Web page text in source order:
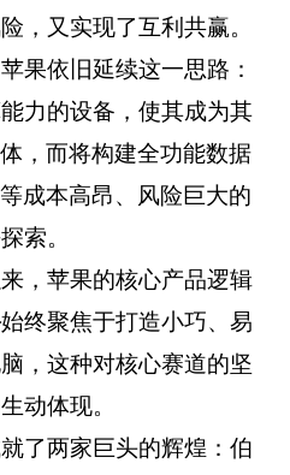
，又实现了互利共赢。
果依旧延续这一思路：
力的设备，使其成为其
，而将构建全功能数据
成本高昂、风险巨大的
索。
，苹果的核心产品逻辑
终聚焦于打造小巧、易
，这种对核心赛道的坚
动体现。
了两家巨头的辉煌：伯